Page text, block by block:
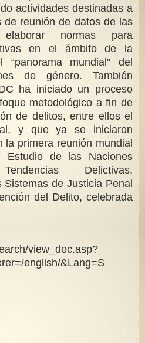
actividades destinadas a
de reunión de datos de las
normas para
en el ámbito de la
mundial” del
de género. También
ha iniciado un proceso
metodológico a fin de
de delitos, entre ellos el
y que ya se iniciaron
la primera reunión mundial
Estudio de las Naciones
Delictivas,
de Justicia Penal
del Delito, celebrada
view_doc.asp?
english/&Lang=S